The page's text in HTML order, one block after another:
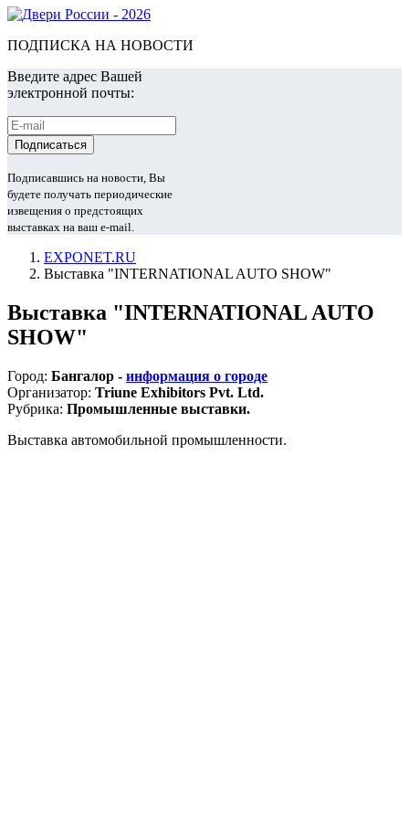
ПОДПИСКА НА НОВОСТИ
Введите адрес Вашей
электронной почты:
Подписавшись на новости, Вы
будете получать периодические
извещения о предстоящих
выставках на ваш e-mail.
EXPONET.RU
Выставка "INTERNATIONAL AUTO SHOW"
Выставка "INTERNATIONAL AUTO
SHOW"
Город: Бангалор - информация о городе
Организатор: Triune Exhibitors Pvt. Ltd.
Рубрика: Промышленные выставки.
Выставка автомобильной промышленности.